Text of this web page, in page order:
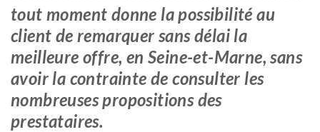
tout moment donne la possibilité au
client de remarquer sans délai la
meilleure offre, en Seine-et-Marne, sans
avoir la contrainte de consulter les
nombreuses propositions des
prestataires.